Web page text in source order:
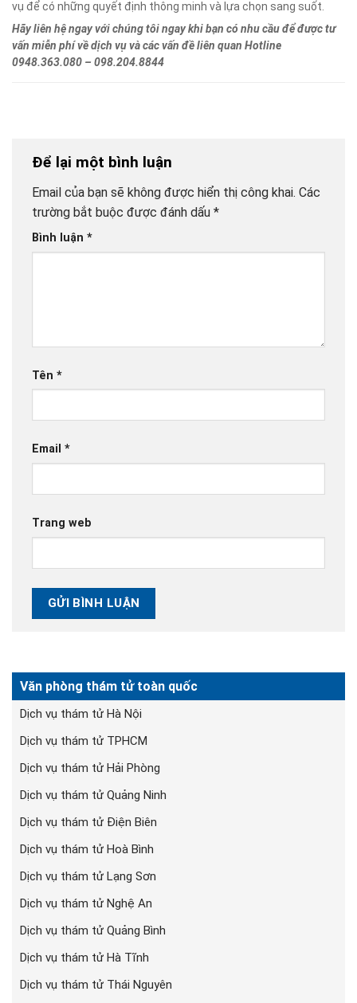
Văn phòng thám tử toàn quốc
Dịch vụ thám tử Hà Nội
Dịch vụ thám tử TPHCM
Dịch vụ thám tử Hải Phòng
Dịch vụ thám tử Quảng Ninh
Dịch vụ thám tử Điện Biên
Dịch vụ thám tử Hoà Bình
Dịch vụ thám tử Lạng Sơn
Dịch vụ thám tử Nghệ An
Dịch vụ thám tử Quảng Bình
Dịch vụ thám tử Hà Tĩnh
Dịch vụ thám tử Thái Nguyên
vụ để có những quyết định thông minh và lựa chọn sang suốt.
Hãy liên hệ ngay với chúng tôi ngay khi bạn có nhu cầu để được tư
vấn miễn phí về dịch vụ và các vấn đề liên quan Hotline
0948.363.080 – 098.204.8844
Để lại một bình luận
Email của bạn sẽ không được hiển thị công khai. Các
trường bắt buộc được đánh dấu *
Bình luận *
Tên *
Email *
Trang web